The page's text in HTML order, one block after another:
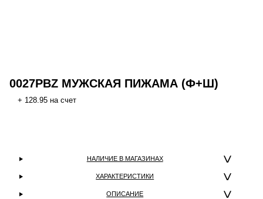
0027PBZ МУЖСКАЯ ПИЖАМА (Ф+Ш)
+ 128.95 на счет
НАЛИЧИЕ В МАГАЗИНАХ
ХАРАКТЕРИСТИКИ
ОПИСАНИЕ